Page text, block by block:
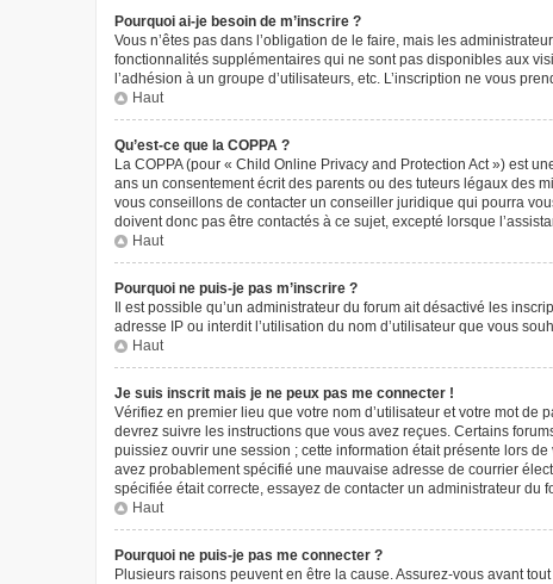
Pourquoi ai-je besoin de m’inscrire ?
Vous n’êtes pas dans l’obligation de le faire, mais les
fonctionnalités supplémentaires qui ne sont pas disponibles aux
l’adhésion à un groupe d’utilisateurs, etc. L’inscription ne vous
Haut
Qu’est-ce que la COPPA ?
La COPPA (pour « Child Online Privacy and Protection Act ») est
ans un consentement écrit des parents ou des tuteurs légaux des
vous conseillons de contacter un conseiller juridique qui pourra
doivent donc pas être contactés à ce sujet, excepté lorsque
Haut
Pourquoi ne puis-je pas m’inscrire ?
Il est possible qu’un administrateur du forum ait désactivé les
adresse IP ou interdit l’utilisation du nom d’utilisateur que vous
Haut
Je suis inscrit mais je ne peux pas me connecter !
Vérifiez en premier lieu que votre nom d’utilisateur et votre mot de
devrez suivre les instructions que vous avez reçues. Certains
puissiez ouvrir une session ; cette information était présente lors
avez probablement spécifié une mauvaise adresse de courrier
spécifiée était correcte, essayez de contacter un administrateur du
Haut
Pourquoi ne puis-je pas me connecter ?
Plusieurs raisons peuvent en être la cause. Assurez-vous avant